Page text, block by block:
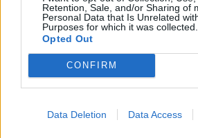
Retention, Sale, and/or Sharing of
Personal Data that Is Unrelated
Purposes for which it was collected.
Opted Out
CONFIRM
Data Deletion Data Access
versuft
Ik wordt duf van dit middel . Ik lijd
diit middel gebruik heb ik erge
straat over te steken. Ik zwabber op
geef mening